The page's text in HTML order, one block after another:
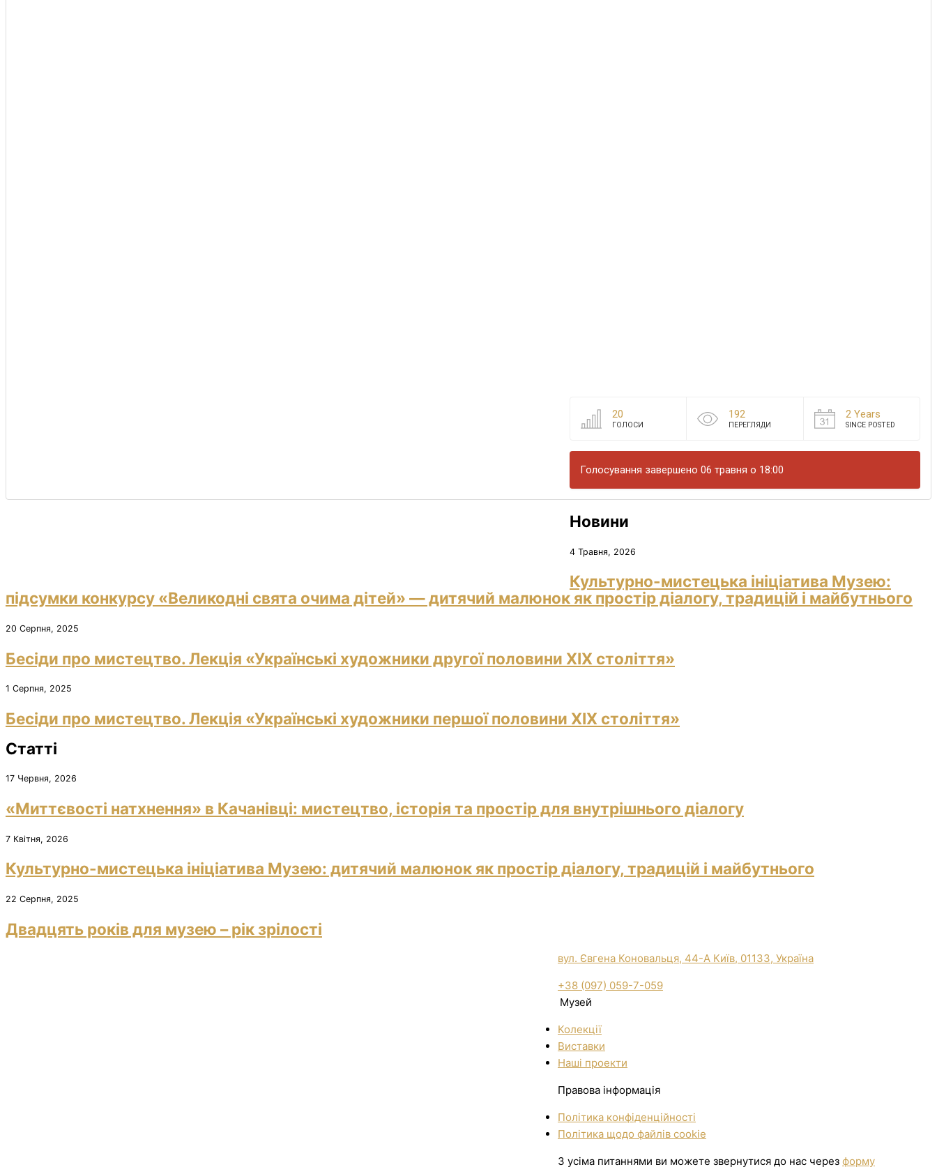
20
ГОЛОСИ
192
ПЕРЕГЛЯДИ
2 Years
SINCE POSTED
Голосування завершено 06 травня о 18:00
Новини
4 Травня, 2026
Культурно-мистецька ініціатива Музею:
підсумки конкурсу «Великодні свята очима дітей» — дитячий малюнок як простір діалогу, традицій і майбутнього
20 Серпня, 2025
Бесіди про мистецтво. Лекція «Українські художники другої половини ХІХ століття»
1 Серпня, 2025
Бесіди про мистецтво. Лекція «Українські художники першої половини ХІХ століття»
Статті
17 Червня, 2026
«Миттєвості натхнення» в Качанівці: мистецтво, історія та простір для внутрішнього діалогу
7 Квітня, 2026
Культурно-мистецька ініціатива Музею: дитячий малюнок як простір діалогу, традицій і майбутнього
22 Серпня, 2025
Двадцять років для музею – рік зрілості
вул. Євгена Коновальця, 44-А Київ, 01133, Україна
+38 (097) 059-7-059
Музей
Колекції
Виставки
Нашi проекти
Правова інформація
Політика конфіденційності
Політика щодо файлів cookie
З усіма питаннями ви можете звернутися до нас через форму